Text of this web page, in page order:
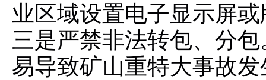
业区域设置电子显示屏
三是严禁非法转包、分
易导致矿山重特大事故